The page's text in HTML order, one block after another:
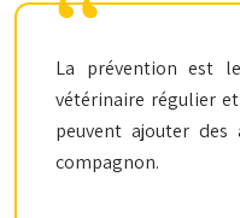
La prévention est
vétérinaire régulier
peuvent ajouter
compagnon.